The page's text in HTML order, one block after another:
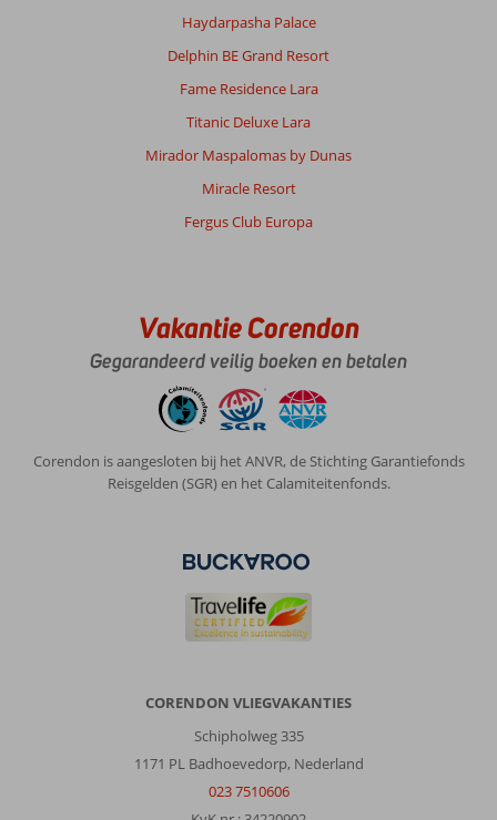
Haydarpasha Palace
Delphin BE Grand Resort
Fame Residence Lara
Titanic Deluxe Lara
Mirador Maspalomas by Dunas
Miracle Resort
Fergus Club Europa
Vakantie Corendon
Gegarandeerd veilig boeken en betalen
Corendon is aangesloten bij het ANVR, de Stichting Garantiefonds
Reisgelden (SGR) en het Calamiteitenfonds.
CORENDON VLIEGVAKANTIES
Schipholweg 335
1171 PL Badhoevedorp, Nederland
023 7510606